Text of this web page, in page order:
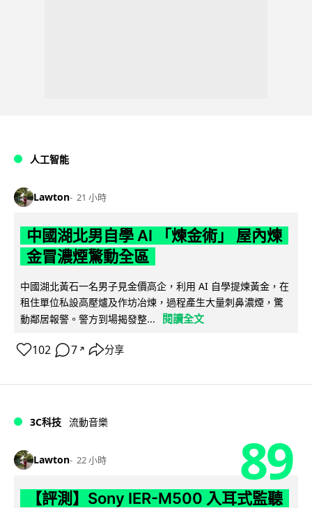
人工智能
Lawton 21 小時
中國湖北男自學 AI 「煉金術」 屋內煉
金冒濃煙驚動全區
中國湖北黃石一名男子見金價高企，利用 AI 自學提煉黃金，在
租住單位私設高壓爐及作坊冶煉，過程產生大量刺鼻濃煙，驚
動鄰居報警。警方到場揭發整...
閱讀全文
102 7 ↗ 分享
3C科技 流動音樂
Lawton 22 小時 89
【評測】Sony IER-M500 入耳式監聽